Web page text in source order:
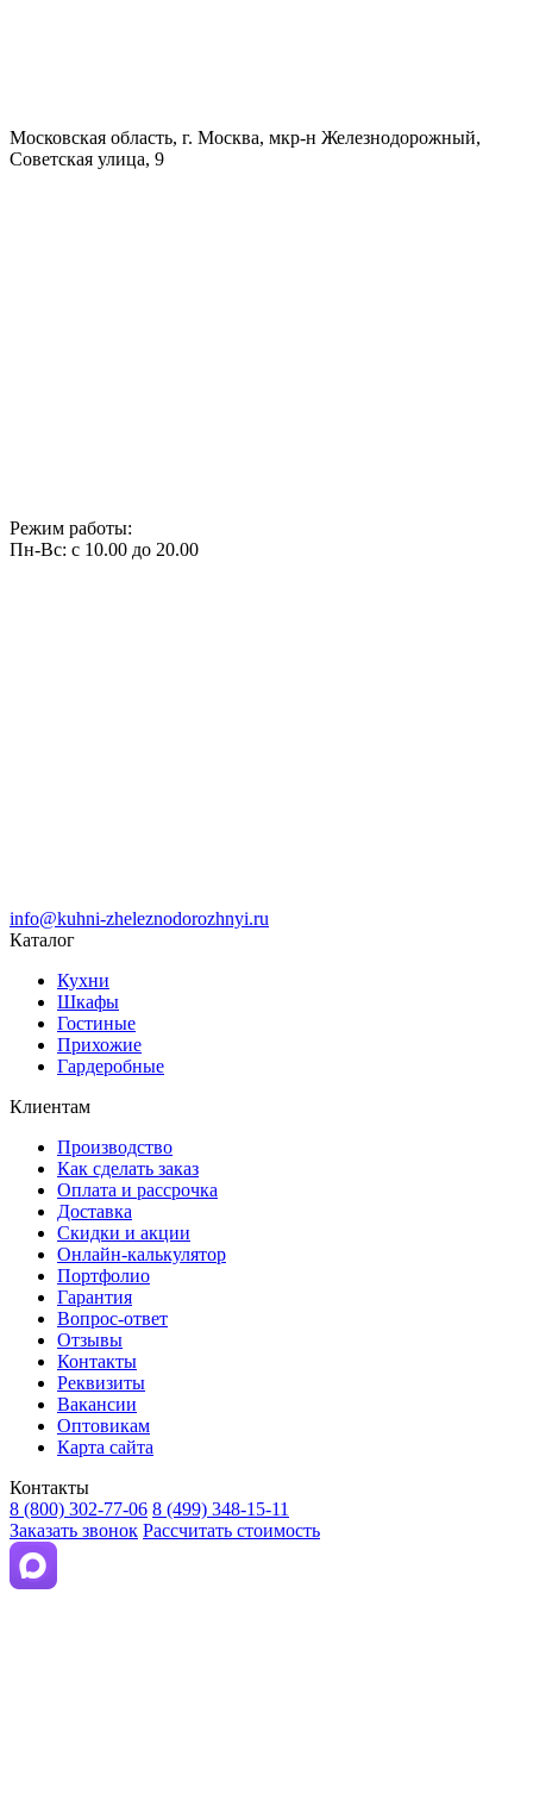
Московская область, г. Москва, мкр-н Железнодорожный,
Советская улица, 9
Режим работы:
Пн-Вс: с 10.00 до 20.00
info@kuhni-zheleznodorozhnyi.ru
Каталог
Кухни
Шкафы
Гостиные
Прихожие
Гардеробные
Клиентам
Производство
Как сделать заказ
Оплата и рассрочка
Доставка
Скидки и акции
Онлайн-калькулятор
Портфолио
Гарантия
Вопрос-ответ
Отзывы
Контакты
Реквизиты
Вакансии
Оптовикам
Карта сайта
Контакты
8 (800) 302-77-06 8 (499) 348-15-11
Заказать звонок Рассчитать стоимость